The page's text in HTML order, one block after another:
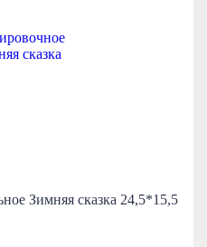
Зимняя сказка 24,5*15,5